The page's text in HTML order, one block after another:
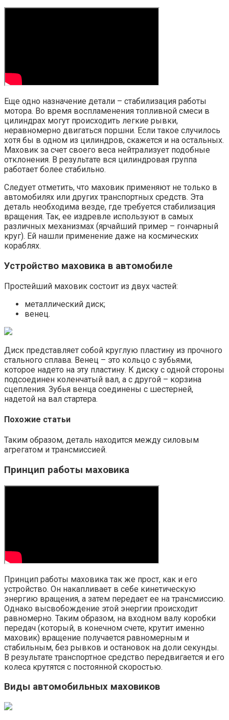
Еще одно назначение детали – стабилизация работы
мотора. Во время воспламенения топливной смеси в
цилиндрах могут происходить легкие рывки,
неравномерно двигаться поршни. Если такое случилось
хотя бы в одном из цилиндров, скажется и на остальных.
Маховик за счет своего веса нейтрализует подобные
отклонения. В результате вся цилиндровая группа
работает более стабильно.
Следует отметить, что маховик применяют не только в
автомобилях или других транспортных средств. Эта
деталь необходима везде, где требуется стабилизация
вращения. Так, ее издревле используют в самых
различных механизмах (ярчайший пример – гончарный
круг). Ей нашли применение даже на космических
кораблях.
Устройство маховика в автомобиле
Простейший маховик состоит из двух частей:
металлический диск;
венец.
Диск представляет собой круглую пластину из прочного
стального сплава. Венец – это кольцо с зубьями,
которое надето на эту пластину. К диску с одной стороны
подсоединен коленчатый вал, а с другой – корзина
сцепления. Зубья венца соединены с шестерней,
надетой на вал стартера.
Похожие статьи
Таким образом, деталь находится между силовым
агрегатом и трансмиссией.
Принцип работы маховика
Принцип работы маховика так же прост, как и его
устройство. Он накапливает в себе кинетическую
энергию вращения, а затем передает ее на трансмиссию.
Однако высвобождение этой энергии происходит
равномерно. Таким образом, на входном валу коробки
передач (который, в конечном счете, крутит именно
маховик) вращение получается равномерным и
стабильным, без рывков и остановок на доли секунды.
В результате транспортное средство передвигается и его
колеса крутятся с постоянной скоростью.
Виды автомобильных маховиков